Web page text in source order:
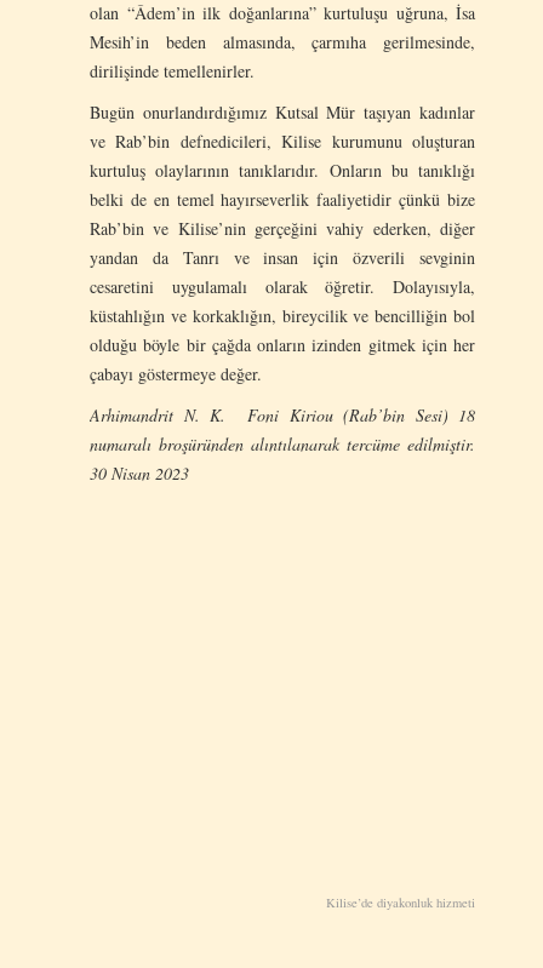
olan “Âdem’in ilk doğanlarına” kurtuluşu uğruna, İsa
Mesih’in beden almasında, çarmıha gerilmesinde,
dirilişinde temellenirler.
Bugün onurlandırdığımız Kutsal Mür taşıyan kadınlar
ve Rab’bin defnedicileri, Kilise kurumunu oluşturan
kurtuluş olaylarının tanıklarıdır. Onların bu tanıklığı
belki de en temel hayırseverlik faaliyetidir çünkü bize
Rab’bin ve Kilise’nin gerçeğini vahiy ederken, diğer
yandan da Tanrı ve insan için özverili sevginin
cesaretini uygulamalı olarak öğretir. Dolayısıyla,
küstahlığın ve korkaklığın, bireycilik ve bencilliğin bol
olduğu böyle bir çağda onların izinden gitmek için her
çabayı göstermeye değer.
Arhimandrit N. K. Foni Kiriou (Rab’bin Sesi) 18
numaralı broşüründen alıntılanarak tercüme edilmiştir.
30 Nisan 2023
Kilise’de diyakonluk hizmeti